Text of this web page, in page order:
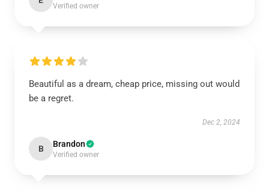
Verified owner
Beautiful as a dream, cheap price, missing out would
be a regret.
Dec 2, 2024
B Brandon
Verified owner